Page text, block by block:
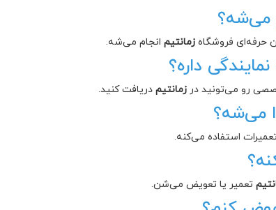
می‌شه؟
حرفه‌ای فروشگاه زمانتیمانجام می‌شه.
داره؟
رو می‌تونید در زمانتیمدریافت کنید.
می‌شه؟
استفاده می‌کنه.
تعمیر یا تعویض می‌شن.